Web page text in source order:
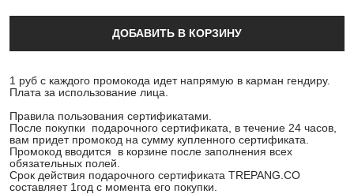
ДОБАВИТЬ В КОРЗИНУ
1 руб с каждого промокода идет напрямую в карман гендиру.
Плата за использование лица.
Правила пользования сертификатами.
После покупки подарочного сертификата, в течение 24 часов,
вам придет промокод на сумму купленного сертификата.
Промокод вводится в корзине после заполнения всех
обязательных полей.
Срок действия подарочного сертификата TREPANG.CO
составляет 1год с момента его покупки.